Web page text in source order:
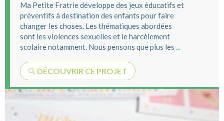
Ma Petite Fratrie développe des jeux éducatifs et
préventifs à destination des enfants pour faire
changer les choses. Les thématiques abordées
sont les violences sexuelles et le harcèlement
scolaire notamment. Nous pensons que plus les ...
DÉCOUVRIR CE PROJET